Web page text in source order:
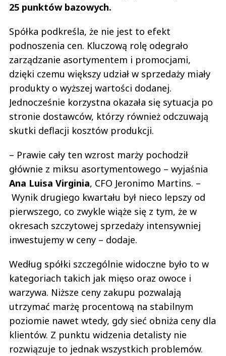
25 punktów bazowych.
Spółka podkreśla, że nie jest to efekt
podnoszenia cen. Kluczową rolę odegrało
zarządzanie asortymentem i promocjami,
dzięki czemu większy udział w sprzedaży miały
produkty o wyższej wartości dodanej.
Jednocześnie korzystna okazała się sytuacja po
stronie dostawców, którzy również odczuwają
skutki deflacji kosztów produkcji.
– Prawie cały ten wzrost marży pochodził
głównie z miksu asortymentowego – wyjaśnia
Ana Luisa Virginia, CFO Jeronimo Martins. –
Wynik drugiego kwartału był nieco lepszy od
pierwszego, co zwykle wiąże się z tym, że w
okresach szczytowej sprzedaży intensywniej
inwestujemy w ceny – dodaje.
Według spółki szczególnie widoczne było to w
kategoriach takich jak mięso oraz owoce i
warzywa. Niższe ceny zakupu pozwalają
utrzymać marżę procentową na stabilnym
poziomie nawet wtedy, gdy sieć obniża ceny dla
klientów. Z punktu widzenia detalisty nie
rozwiązuje to jednak wszystkich problemów.